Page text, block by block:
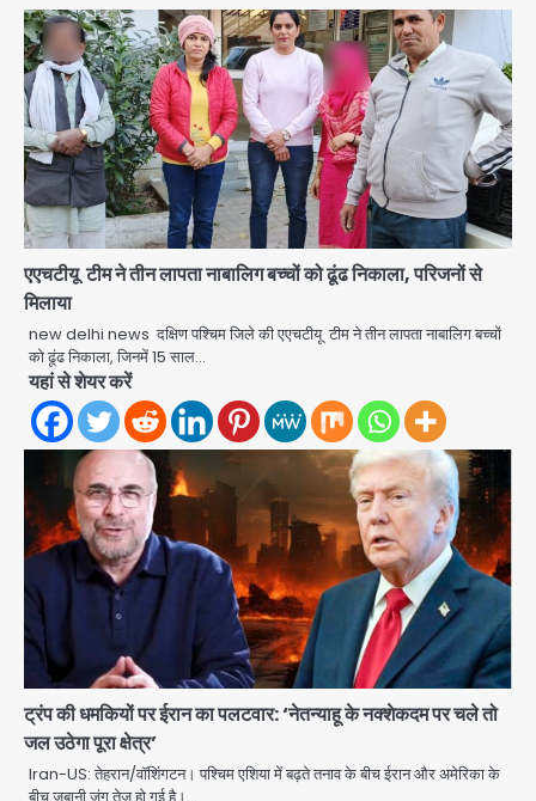
एएचटीयू टीम ने तीन लापता नाबालिग बच्चों को ढूंढ निकाला, परिजनों से
मिलाया
new delhi news दक्षिण पश्चिम जिले की एएचटीयू टीम ने तीन लापता नाबालिग बच्चों
को ढूंढ निकाला, जिनमें 15 साल…
यहां से शेयर करें
ट्रंप की धमकियों पर ईरान का पलटवार: ‘नेतन्याहू के नक्शेकदम पर चले तो
जल उठेगा पूरा क्षेत्र’
Iran-US: तेहरान/वॉशिंगटन। पश्चिम एशिया में बढ़ते तनाव के बीच ईरान और अमेरिका के
Noida Authority: कर्तव्यनिष्ठा की